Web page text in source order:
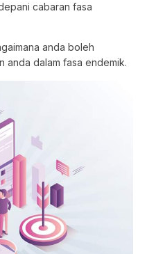
cabaran fasa
anda boleh
anda dalam fasa endemik.